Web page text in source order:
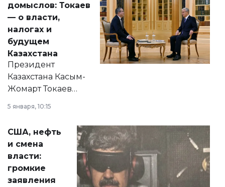
домыслов: Токаев
— о власти,
налогах и
будущем
Казахстана
Президент
Казахстана Касым-
Жомарт Токаев
сразу несколько
актуальных тем —
от слухов о
политических
реформах до
вопросов армии,
5 января, 10:15
США, нефть
и смена
власти:
громкие
заявления